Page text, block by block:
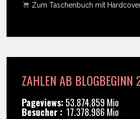
Zum Taschenbuch mit
ZAHLEN AB BLOGBEGINN
Pageviews: 53.874.859 Mio
Besucher : 17.378.986 Mio